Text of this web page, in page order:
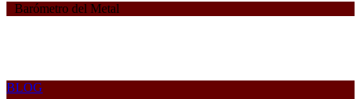
Barómetro del Metal
BLOG